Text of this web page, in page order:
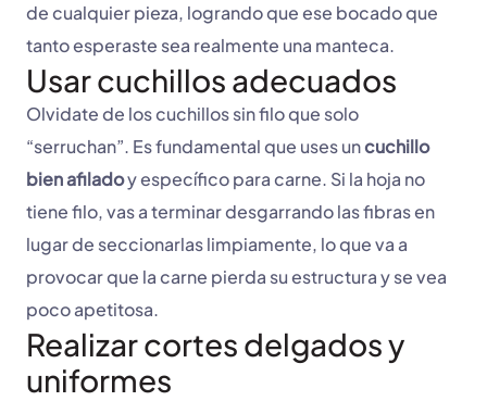
de cualquier pieza, logrando que ese bocado que
tanto esperaste sea realmente una manteca.
Usar cuchillos adecuados
Olvidate de los cuchillos sin filo que solo
“serruchan”. Es fundamental que uses uncuchillo
bien afiladoy específico para carne. Si la hoja no
tiene filo, vas a terminar desgarrando las fibras en
lugar de seccionarlas limpiamente, lo que va a
provocar que la carne pierda su estructura y se vea
poco apetitosa.
Realizar cortes delgados y
uniformes